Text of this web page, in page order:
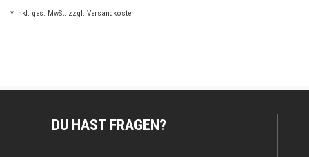
* inkl. ges. MwSt. zzgl. Versandkosten
DU HAST FRAGEN?